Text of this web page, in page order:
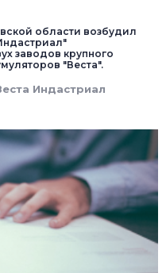
области возбудил
заводов крупного
"Веста".
Индастриал